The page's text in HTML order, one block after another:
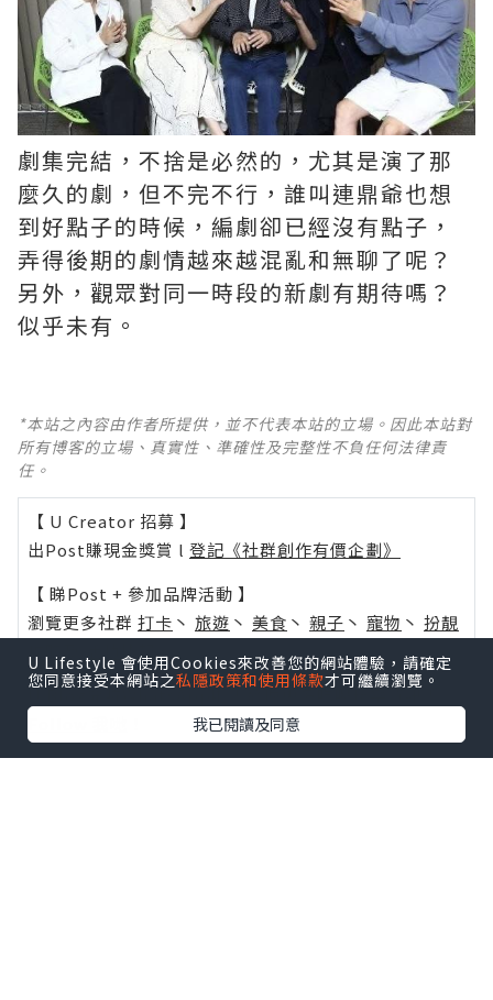
劇集完結，不捨是必然的，尤其是演了那
麼久的劇，但不完不行，誰叫連鼎爺也想
到好點子的時候，編劇卻已經沒有點子，
弄得後期的劇情越來越混亂和無聊了呢？ ​​​
另外，觀眾對同一時段的新劇有期待嗎？
似乎未有。
*本站之內容由作者所提供，並不代表本站的立場。因此本站對
所有博客的立場、真實性、準確性及完整性不負任何法律責
任。
【 U Creator 招募 】
出Post賺現金獎賞 l 登記《社群創作有價企劃》
【 睇Post + 參加品牌活動 】
瀏覽更多社群 打卡 丶 旅遊 丶 美食 丶 親子 丶 寵物 丶 扮靚
活動情報
U Blog開咗WhatsApp啦！發掘更多吃喝玩樂資訊！
U Lifestyle 會使用Cookies來改善您的網站體驗，請確定
您同意接受本網站之私隱政策和使用條款才可繼續瀏覽。
我已閱讀及同意